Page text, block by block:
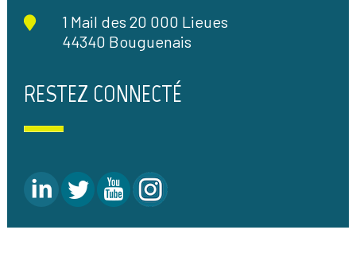
1 Mail des 20 000 Lieues
44340 Bouguenais
RESTEZ CONNECTÉ